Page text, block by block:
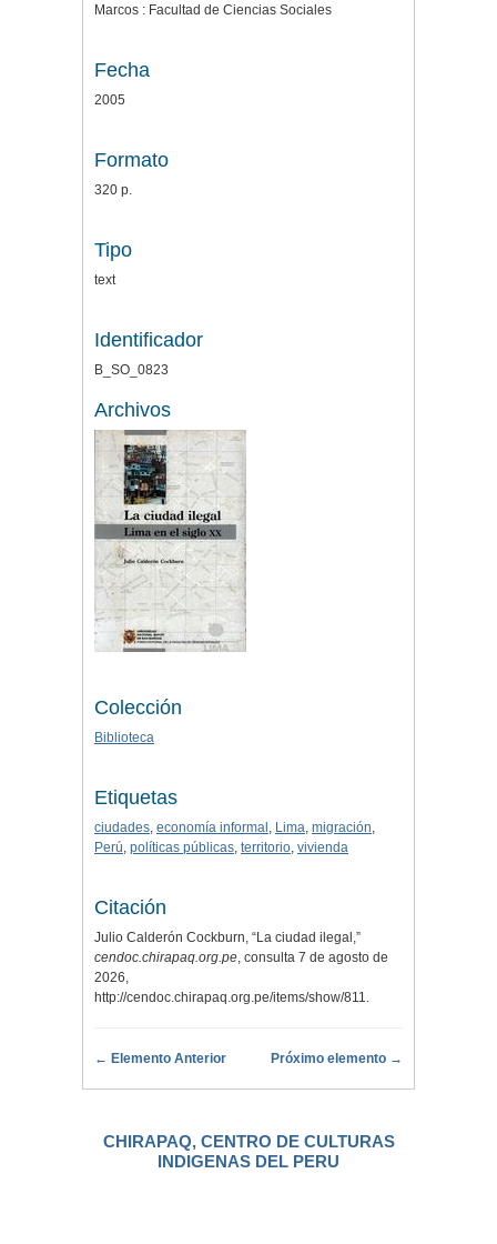
Marcos : Facultad de Ciencias Sociales
Fecha
2005
Formato
320 p.
Tipo
text
Identificador
B_SO_0823
Archivos
Colección
Biblioteca
Etiquetas
ciudades, economía informal , Lima, migración,
Perú, políticas públicas, territorio, vivienda
Citación
Julio Calderón Cockburn, “La ciudad ilegal,”
cendoc.chirapaq.org.pe, consulta 7 de agosto de
2026,
http://cendoc.chirapaq.org.pe/items/show/811.
← Elemento Anterior Próximo elemento →
CHIRAPAQ, CENTRO DE CULTURAS
INDIGENAS DEL PERU